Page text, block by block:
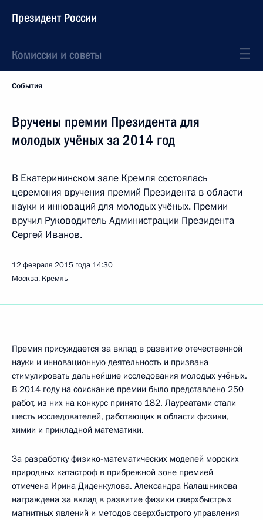
Президент России
Комиссии и советы
События
Вручены премии Президента для
молодых учёных за 2014 год
В Екатерининском зале Кремля состоялась
церемония вручения премий Президента в области
науки и инноваций для молодых учёных. Премии
вручил Руководитель Администрации Президента
Сергей Иванов.
12 февраля 2015 года 14:30
Москва, Кремль
Премия присуждается за вклад в развитие отечественной
науки и инновационную деятельность и призвана
стимулировать дальнейшие исследования молодых учёных.
В 2014 году на соискание премии было представлено 250
работ, из них на конкурс принято 182. Лауреатами стали
шесть исследователей, работающих в области физики,
химии и прикладной математики.
За разработку физико-математических моделей морских
природных катастроф в прибрежной зоне премией
отмечена Ирина Диденкулова. Александра Калашникова
награждена за вклад в развитие физики сверхбыстрых
магнитных явлений и методов сверхбыстрого управления